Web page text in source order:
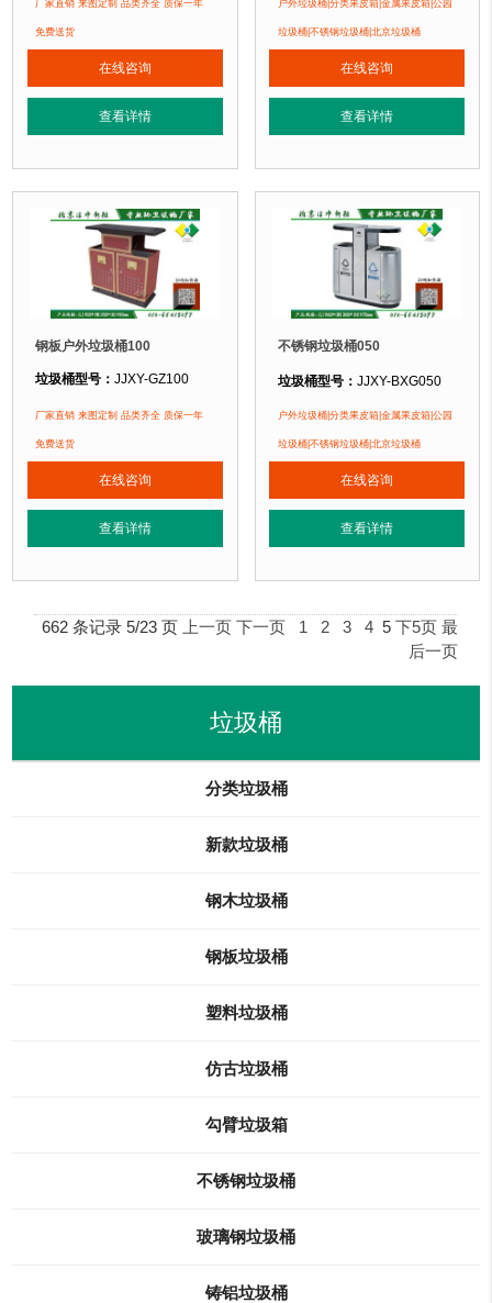
垃圾桶材质：
垃圾桶周期：3-7天 厂家直销 来图定制
垃圾桶特点：1、全桶采用镀锌板，塑粉喷塑工艺使用寿命更长久。2、箱体
正在使用该垃圾桶的部分客户：
北京某广场、北京某公园、北京某小区....
厂家直销 来图定制 品类齐全 质保一年
免费送货
在线咨询
查看详情
垃圾桶材质：不锈钢板
垃圾桶周期：3-7天 厂家直销 来图定
垃圾桶特点： 1、全桶采用优质加厚
正在使用该垃圾桶的部分客户：
北京万达广场、华生购物中心、泛悦
户外垃圾桶|分类果皮箱|金属果皮箱|公园
垃圾桶|不锈钢垃圾桶|北京垃圾桶
在线咨询
查看详情
钢板户外垃圾桶100
垃圾桶型号：JJXY-GZ100
垃圾桶规格：长900mm 宽350mm 高950mm
垃圾桶材质：
垃圾桶周期：3-7天 厂家直销 来图定制
垃圾桶特点：1、全桶采用镀锌板，塑粉喷塑工艺使用寿命更长久。2、箱体
正在使用该垃圾桶的部分客户：
北京某广场、北京某公园、北京某小区....
厂家直销 来图定制 品类齐全 质保一年
免费送货
在线咨询
查看详情
不锈钢垃圾桶050
垃圾桶型号： JJXY-BXG050
垃圾桶规格：长960mm 宽380mm
垃圾桶材质：不锈钢板
垃圾桶周期：3-7天 厂家直销 来图定
垃圾桶特点： 1、全桶采用优质加厚
正在使用该垃圾桶的部分客户：
北京万达广场、华生购物中心、泛悦
户外垃圾桶|分类果皮箱|金属果皮箱|公园
垃圾桶|不锈钢垃圾桶|北京垃圾桶
在线咨询
查看详情
662 条记录 5/23 页 上一页 下一页 1 2 3 4 5 下5页 最
后一页
垃圾桶
分类垃圾桶
新款垃圾桶
钢木垃圾桶
钢板垃圾桶
塑料垃圾桶
仿古垃圾桶
勾臂垃圾箱
不锈钢垃圾桶
玻璃钢垃圾桶
铸铝垃圾桶